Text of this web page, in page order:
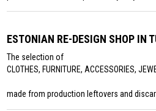
ESTONIAN RE-DESIGN SHOP IN
The selection of
CLOTHES, FURNITURE, ACCESSORIES,
made from production leftovers and